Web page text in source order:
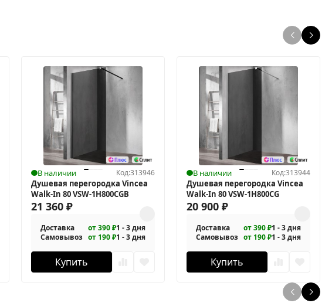
В наличии Код:313946
Душевая перегородка Vincea
Walk-In 80 VSW-1H800CGB
21 360₽
Доставка от 390 ₽1 - 3 дня
Самовывоз от 190 ₽1 - 3 дня
Купить
В наличии Код:313944
Душевая перегородка Vincea
Walk-In 80 VSW-1H800CG
20 900₽
Доставка от 390 ₽1 - 3 дня
Самовывоз от 190 ₽1 - 3 дня
Купить